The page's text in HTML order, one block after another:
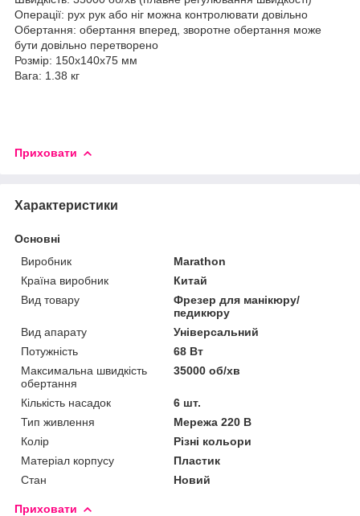
Операції: рух рук або ніг можна контролювати довільно
Обертання: обертання вперед, зворотне обертання може
бути довільно перетворено
Розмір: 150х140х75 мм
Вага: 1.38 кг
Приховати
Характеристики
Основні
Виробник
Marathon
Країна виробник
Китай
Вид товару
Фрезер для манікюру/
педикюру
Вид апарату
Універсальний
Потужність
68 Вт
Максимальна швидкість
обертання
35000 об/хв
Кількість насадок
6 шт.
Тип живлення
Мережа 220 В
Колір
Різні кольори
Матеріал корпусу
Пластик
Стан
Новий
Приховати